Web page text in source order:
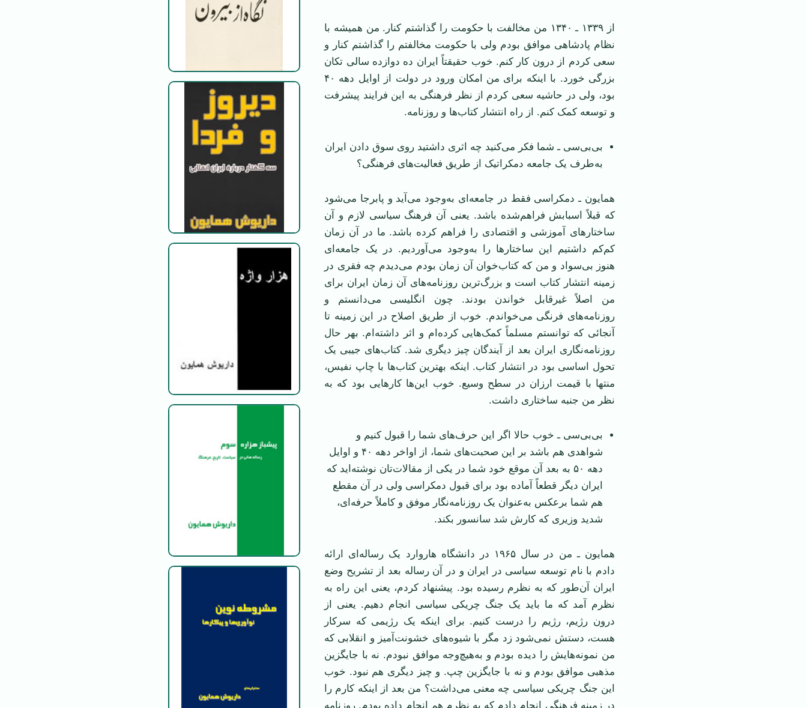
از ۱۳۳۹ ـ ۱۳۴۰ من مخالفت با حکومت را گذاشتم کنار. من همیشه با
نظام پادشاهی موافق بودم ولی با حکومت مخالفتم را گذاشتم کنار و
سعی کردم از درون کار کنم. خوب حقیقتاً ایران ده دوازده سالی تکان
بزرگی خورد. با اینکه برای من امکان ورود در دولت از اوایل دهه ۴۰
بود، ولی در حاشیه سعی کردم از نظر فرهنگی به این فرایند پیشرفت
و توسعه کمک کنم. از راه انتشار کتاب‌ها و روزنامه.
بی‌بی‌سی ـ شما فکر می‌کنید چه اثری داشتید روی سوق دادن ایران
به‌طرف یک جامعه دمکراتیک از طریق فعالیت‌های فرهنگی؟
همایون ـ دمکراسی فقط در جامعه‌ای به‌وجود می‌آید و پابرجا می‌شود
که قبلاً اسبابش فراهم‌شده باشد. یعنی آن فرهنگ سیاسی لازم و آن
ساختارهای آموزشی و اقتصادی را فراهم کرده باشد. ما در آن زمان
کم‌کم داشتیم این ساختار‌ها را به‌وجود می‌آوردیم. در یک جامعه‌ای
هنوز بی‌سواد و من که کتاب‌خوان آن زمان بودم می‌دیدم چه فقری در
زمینه انتشار کتاب است و بزرگ‌ترین روزنامه‌های آن زمان ایران برای
من اصلاً غیرقابل خواندن بودند. چون انگلیسی می‌دانستم و
روزنامه‌های فرنگی می‌خواندم. خوب از طریق اصلاح در این زمینه تا
آنجائی که توانستم مسلماً کمک‌هایی کرده‌ام و اثر داشته‌ام. بهر حال
روزنامه‌نگاری ایران بعد از آیندگان چیز دیگری شد. کتاب‌های جیبی یک
تحول اساسی بود در انتشار کتاب. اینکه بهترین کتاب‌ها با چاپ نفیس،
منتها با قیمت ارزان در سطح وسیع. خوب این‌ها کارهایی بود که به
نظر من جنبه ساختاری داشت.
بی‌بی‌سی ـ خوب حالا اگر این حرف‌های شما را قبول کنیم و
شواهدی هم باشد بر این صحبت‌های شما، از اواخر دهه ۴۰ و اوایل
دهه ۵۰ به بعد آن موقع خود شما در یکی از مقالات‌تان نوشته‌اید که
ایران دیگر قطعاً آماده بود برای قبول دمکراسی ولی در آن مقطع
هم شما برعکس به‌عنوان یک روزنامه‌نگار موفق و کاملاً حرفه‌ای،
شدید وزیری که کارش شد سانسور بکند.
همایون ـ من در سال ۱۹۶۵ در دانشگاه هاروارد یک رساله‌ای ارائه
دادم با نام توسعه سیاسی در ایران و در آن رساله بعد از تشریح وضع
ایران آن‌طور که به نظرم رسیده بود. پیشنهاد کردم، یعنی این راه به
نظرم آمد که ما باید یک جنگ چریکی سیاسی انجام دهیم. یعنی از
درون رژیم، رژیم را درست کنیم. برای اینکه یک رژیمی که سرکار
هست، دستش نمی‌شود زد مگر با شیوه‌های خشونت‌آمیز و انقلابی که
من نمونه‌هایش را دیده بودم و به‌هیچ‌وجه موافق نبودم. نه با جایگزین
مذهبی موافق بودم و نه با جایگزین چپ. و چیز دیگری هم نبود. خوب
این جنگ چریکی سیاسی چه معنی می‌داشت؟ من بعد از اینکه کارم را
در زمینه فرهنگی انجام دادم که به نظرم هم انجام داده بودم. روزنامه